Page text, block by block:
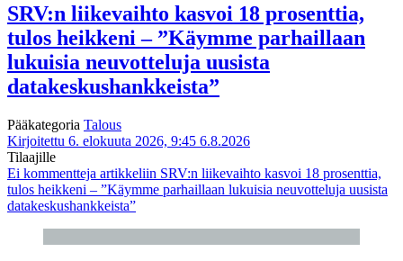
SRV:n liikevaihto kasvoi 18 prosenttia,
tulos heikkeni – ”Käymme parhaillaan
lukuisia neuvotteluja uusista
datakeskushankkeista”
Pääkategoria Talous
Kirjoitettu 6. elokuuta 2026, 9:45 6.8.2026
Tilaajille
Ei kommentteja artikkeliin SRV:n liikevaihto kasvoi 18 prosenttia,
tulos heikkeni – ”Käymme parhaillaan lukuisia neuvotteluja uusista
datakeskushankkeista”